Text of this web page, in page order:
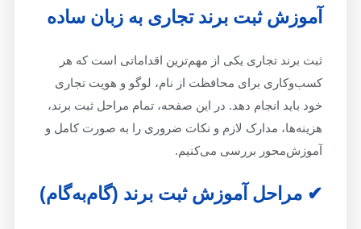
آموزش ثبت برند تجاری به زبان ساده
ثبت برند تجاری یکی از مهم‌ترین اقداماتی است که هر
کسب‌وکاری برای محافظت از نام، لوگو و هویت تجاری
خود باید انجام دهد. در این صفحه، تمام مراحل ثبت برند،
هزینه‌ها، مدارک لازم و نکات ضروری را به صورت کامل و
آموزش‌محور بررسی می‌کنیم.
✔ مراحل آموزش ثبت برند (گام‌به‌گام)